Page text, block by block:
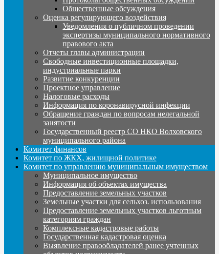
Общественные обсуждения
Оценка регулирующего воздействия
Уведомления о публичном проведении
экспертизы муниципального нормативного
правового акта
Отчеты главы администрации
Свободные инвестиционные площадки,
индустриальные парки
Развитие конкуренции
Проектное управление
Налоговые расходы
Информация по коронавирусной инфекции
Обращение граждан по вопросам нелегальной
занятости
Государственный реестр СО НКО Волховского
муниципального района
Комитет финансов
Комитет по ЖКХ, жилищной политике
Комитет по управлению муниципальным имуществом
Муниципальное имущество
Информация об объектах имущества
Предоставление земельных участков
Земельные участки для сельхоз. использования
Предоставление земельных участков льготным
категориям граждан
Комплексные кадастровые работы
Государственная кадастровая оценка
Выявление правообладателей ранее учтенных